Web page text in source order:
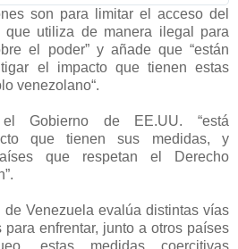
son para limitar el acceso del
que utiliza de manera ilegal para
el poder” y añade que “están
el impacto que tienen estas
venezolano“.
Gobierno de EE.UU. “está
que tienen sus medidas, y
que respetan el Derecho
Venezuela evalúa distintas vías
enfrentar, junto a otros países
estas medidas coercitivas